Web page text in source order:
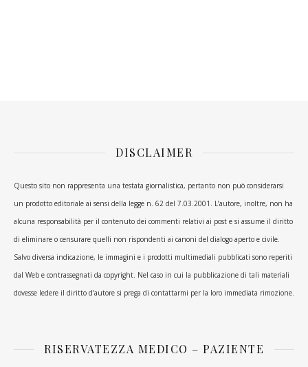
DISCLAIMER
Questo sito non rappresenta una testata giornalistica, pertanto non può considerarsi
un prodotto editoriale ai sensi della legge n. 62 del 7.03.2001. L’autore, inoltre, non ha
alcuna responsabilità per il contenuto dei commenti relativi ai post e si assume il diritto
di eliminare o censurare quelli non rispondenti ai canoni del dialogo aperto e civile.
Salvo diversa indicazione, le immagini e i prodotti multimediali pubblicati sono reperiti
dal Web e contrassegnati da copyright. Nel caso in cui la pubblicazione di tali materiali
dovesse ledere il diritto d’autore si prega di contattarmi per la loro immediata rimozione.
RISERVATEZZA MEDICO – PAZIENTE